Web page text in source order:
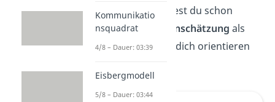
für Schritt. Hier findest du schon
einmal eineSelbsteinschätzung als
Beispiel, an dem du dich orientieren
Kommunikatio
nsquadrat
4/8 – Dauer: 03:39
Eisbergmodell
5/8 – Dauer: 03:44